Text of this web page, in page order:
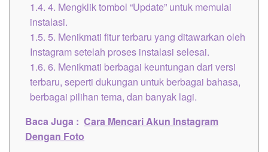
1.4. 4. Mengklik tombol “Update” untuk memulai
instalasi.
1.5. 5. Menikmati fitur terbaru yang ditawarkan oleh
Instagram setelah proses instalasi selesai.
1.6. 6. Menikmati berbagai keuntungan dari versi
terbaru, seperti dukungan untuk berbagai bahasa,
berbagai pilihan tema, dan banyak lagi.
Baca Juga : Cara Mencari Akun Instagram
Dengan Foto